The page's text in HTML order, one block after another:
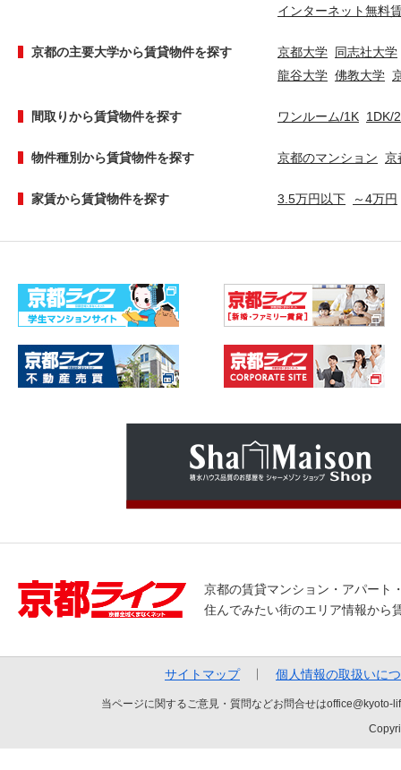
インターネット無料
京都の主要大学から賃貸物件を探す 京都大学 同志社大学
龍谷大学 佛教大学
間取りから賃貸物件を探す ワンルーム/1K 1DK/
物件種別から賃貸物件を探す 京都のマンション 京
家賃から賃貸物件を探す 3.5万円以下 ～4万円
京都の賃貸マンション・アパート
住んでみたい街のエリア情報から
サイトマップ 個人情報の取扱いに
当ページに関するご意見・質問などお問合せは